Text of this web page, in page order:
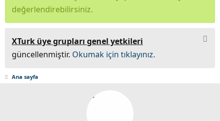
değerlendirebilirsiniz.
XTurk üye grupları genel yetkileri
güncellenmiştir. Okumak için tıklayınız.
Ana sayfa